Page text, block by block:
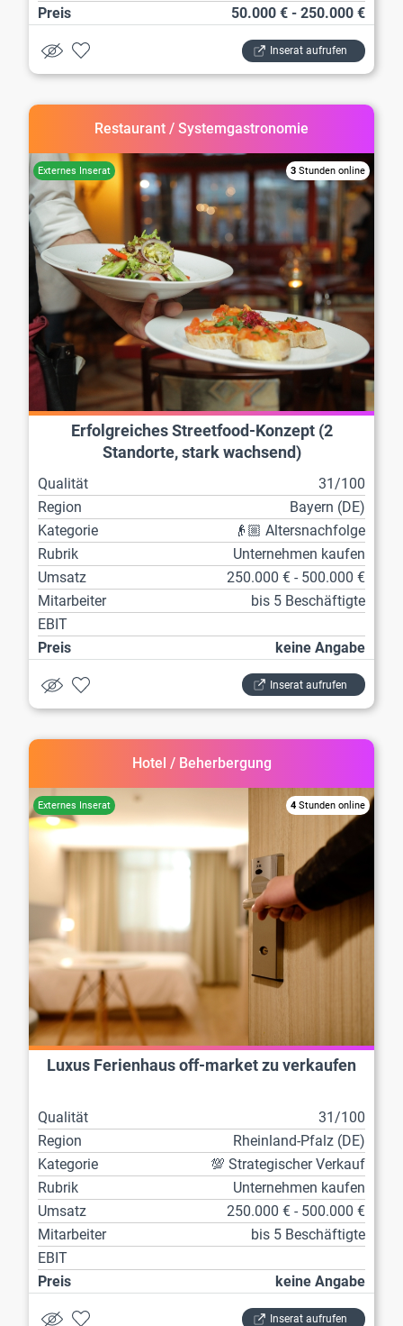
Preis
50.000 € - 250.000 €
Inserat aufrufen
Restaurant / Systemgastronomie
3 Stunden online
Erfolgreiches Streetfood-Konzept (2
Standorte, stark wachsend)
Qualität
31/100
Region
Bayern (DE)
Kategorie
👴🏼 Altersnachfolge
Rubrik
Unternehmen kaufen
Umsatz
250.000 € - 500.000 €
Mitarbeiter
bis 5 Beschäftigte
EBIT
Preis
keine Angabe
Inserat aufrufen
Hotel / Beherbergung
4 Stunden online
Luxus Ferienhaus off-market zu verkaufen
Qualität
31/100
Region
Rheinland-Pfalz (DE)
Kategorie
💯 Strategischer Verkauf
Rubrik
Unternehmen kaufen
Umsatz
250.000 € - 500.000 €
Mitarbeiter
bis 5 Beschäftigte
EBIT
Preis
keine Angabe
Inserat aufrufen